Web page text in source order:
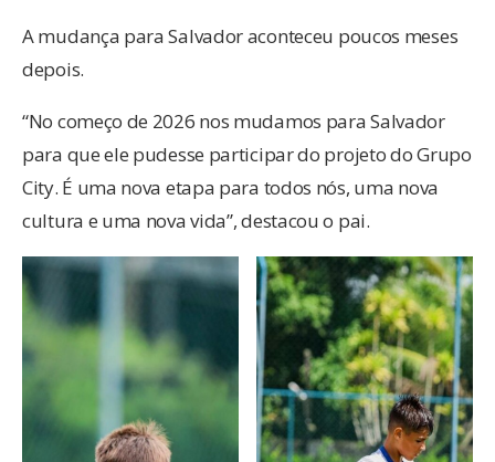
A mudança para Salvador aconteceu poucos meses
depois.
“No começo de 2026 nos mudamos para Salvador
para que ele pudesse participar do projeto do Grupo
City. É uma nova etapa para todos nós, uma nova
cultura e uma nova vida”, destacou o pai.